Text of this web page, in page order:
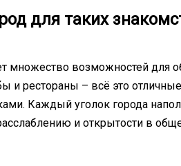
для таких
множество возможностей для
и рестораны – всё это
Каждый уголок города
и открытости в